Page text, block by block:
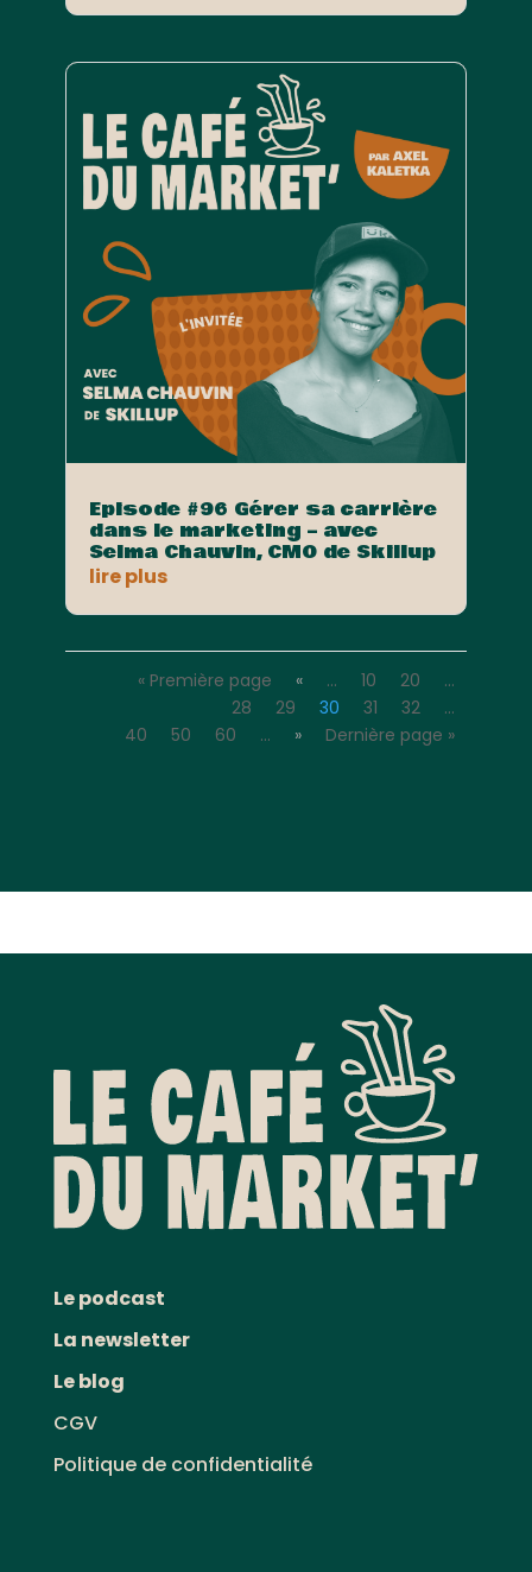
Episode #96 Gérer sa carrière
dans le marketing – avec
Selma Chauvin, CMO de Skillup
lire plus
« Première page « … 10 20
…
28
29 30 31 32
…
40
50 60 … » Dernière page »
Le podcast
La newsletter
Le blog
CGV
Politique de confidentialité